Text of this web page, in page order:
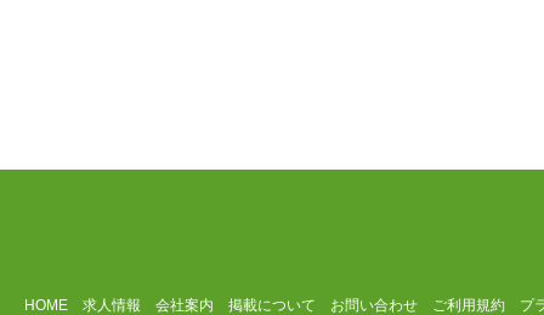
HOME 求人情報 会社案内 掲載について お問い合わせ ご利用規約 プ